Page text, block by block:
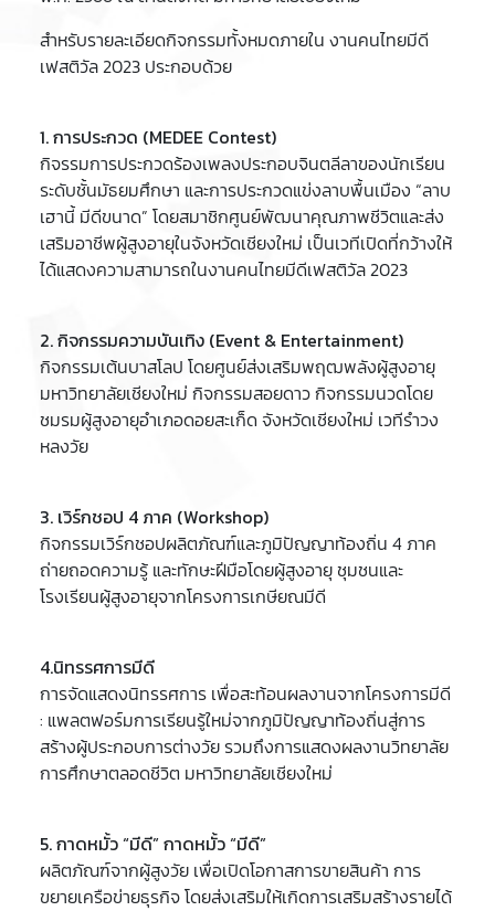
สำหรับรายละเอียดกิจกรรมทั้งหมดภายใน งานคนไทยมีดี
เฟสติวัล 2023 ประกอบด้วย
1. การประกวด (MEDEE Contest)
กิจรรมการประกวดร้องเพลงประกอบจินตลีลาของนักเรียน
ระดับชั้นมัธยมศึกษา และการประกวดแข่งลาบพื้นเมือง “ลาบ
เฮานี้ มีดีขนาด” โดยสมาชิกศูนย์พัฒนาคุณภาพชีวิตและส่ง
เสริมอาชีพผู้สูงอายุในจังหวัดเชียงใหม่ เป็นเวทีเปิดที่กว้างให้
ได้แสดงความสามารถในงานคนไทยมีดีเฟสติวัล 2023
2. กิจกรรมความบันเทิง (Event & Entertainment)
กิจกรรมเต้นบาสโลป โดยศูนย์ส่งเสริมพฤฒพลังผู้สูงอายุ
มหาวิทยาลัยเชียงใหม่ กิจกรรมสอยดาว กิจกรรมนวดโดย
ชมรมผู้สูงอายุอำเภอดอยสะเก็ด จังหวัดเชียงใหม่ เวทีรำวง
หลงวัย
3. เวิร์กชอป 4 ภาค (Workshop)
กิจกรรมเวิร์กชอปผลิตภัณฑ์และภูมิปัญญาท้องถิ่น 4 ภาค
ถ่ายถอดความรู้ และทักษะฝีมือโดยผู้สูงอายุ ชุมชนและ
โรงเรียนผู้สูงอายุจากโครงการเกษียณมีดี
4.นิทรรศการมีดี
การจัดแสดงนิทรรศการ เพื่อสะท้อนผลงานจากโครงการมีดี
: แพลตฟอร์มการเรียนรู้ใหม่จากภูมิปัญญาท้องถิ่นสู่การ
สร้างผู้ประกอบการต่างวัย รวมถึงการแสดงผลงานวิทยาลัย
การศึกษาตลอดชีวิต มหาวิทยาลัยเชียงใหม่
5. กาดหมั้ว “มีดี” กาดหมั้ว “มีดี”
ผลิตภัณฑ์จากผู้สูงวัย เพื่อเปิดโอกาสการขายสินค้า การ
ขยายเครือข่ายธุรกิจ โดยส่งเสริมให้เกิดการเสริมสร้างรายได้